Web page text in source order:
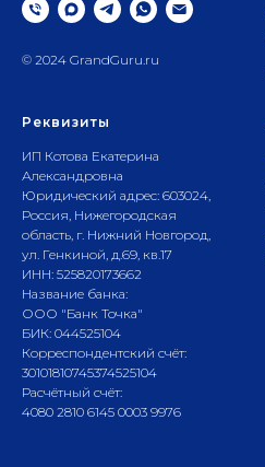
© 2024 GrandGuru.ru
Реквизиты
ИП Котова Екатерина
Александровна
Юридический адрес: 603024,
Россия, Нижегородская
область, г. Нижний Новгород,
ул. Генкиной, д.69, кв.17
ИНН: 525820173662
Название банка:
ООО "Банк Точка"
БИК: 044525104
Корреспондентский счёт:
30101810745374525104
Расчётный счёт:
4080 2810 6145 0003 9976